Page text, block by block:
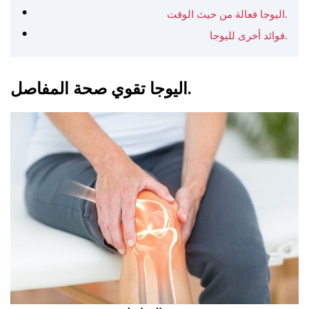
اليوجا فعالة من حيث الوقت.
فوائد أخرى لليوجا.
اليوجا تقوي صحة المفاصل.